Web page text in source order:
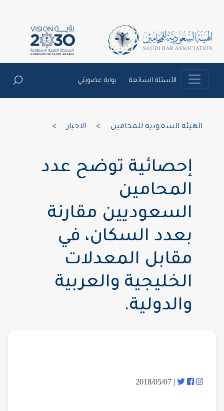
الأسئلة الشائعة بوابة عضويتي
الهيئة السعودية للمحامين الاخبار
إحصائية توضح عدد
المحامين
السعوديين مقارنة
بعدد السكان، في
مقابل المعدلات
الخليجية والعربية
والدولية.
| 2018/05/07